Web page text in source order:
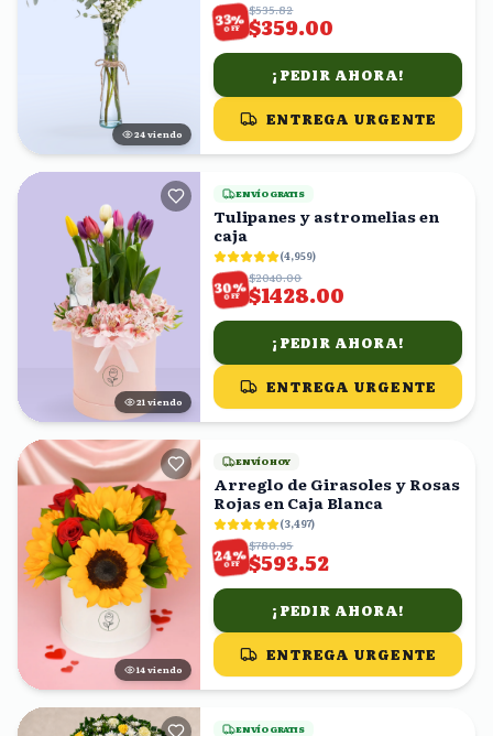
25 viendo
33%
OFF
$535.82
$359.00
¡PEDIR AHORA!
ENTREGA URGENTE
20 viendo
ENVÍO GRATIS
Tulipanes y astromelias en
caja
(4,959)
30%
OFF
$2040.00
$1428.00
¡PEDIR AHORA!
ENTREGA URGENTE
15 viendo
ENVÍO HOY
Arreglo de Girasoles y Rosas
Rojas en Caja Blanca
(3,497)
24%
OFF
$780.95
$593.52
¡PEDIR AHORA!
ENTREGA URGENTE
ENVÍO GRATIS